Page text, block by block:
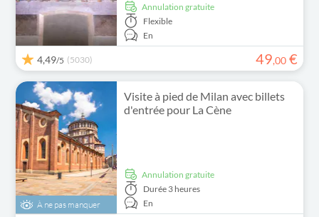
Annulation gratuite
Flexible
En
4,49/5 (5030) 49,00 €
À ne pas manquer
Visite à pied de Milan avec billets
d'entrée pour La Cène
Annulation gratuite
Durée 3 heures
En